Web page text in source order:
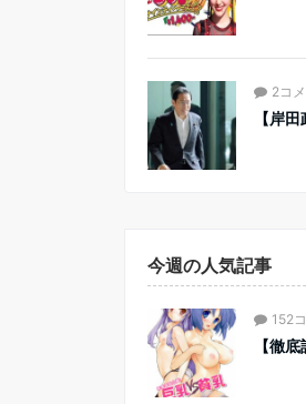
2コ
【岸
今週の人気記事
152
【徹